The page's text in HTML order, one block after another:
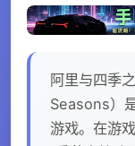
阿里与四季
Seasons）
游戏。在游